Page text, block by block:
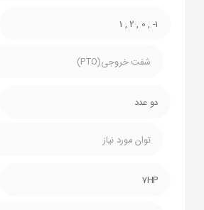
1- , 0 , 2 , 1
شفت خروجی(PTO)
دو عدد
توان مورد نیاز
7HP